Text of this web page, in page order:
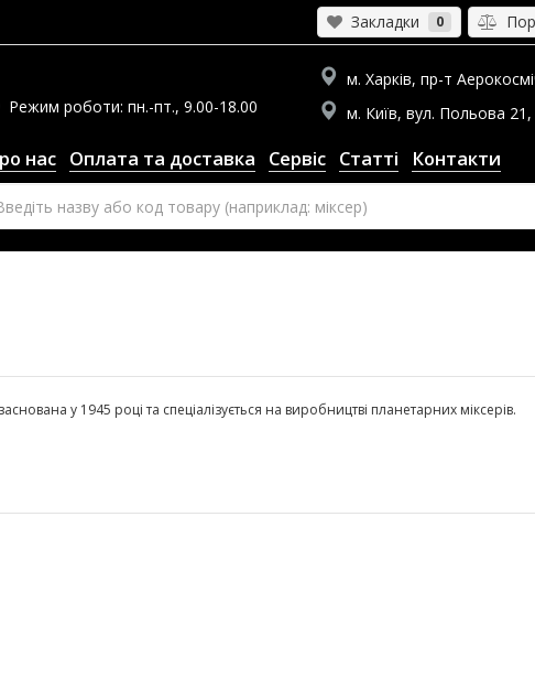
Закладки 0
Режим роботи: пн.-пт., 9.00-18.00
м. Харків, пр-т
м. Київ, вул. Польова
нас Оплата та доставка Сервіс Статті Контакти
у 1945 році та спеціалізується на виробництві планетарних міксерів.